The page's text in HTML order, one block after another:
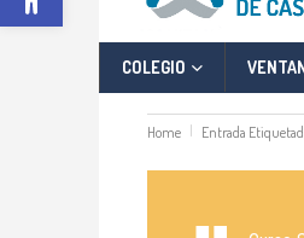
COLEGIO
Home Entrada